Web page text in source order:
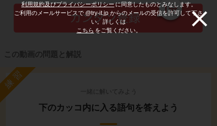
利用規約及びプライバシーポリシーに同意したものとみなします。
ご利用のメールサービスで @try-it.jp からのメールの受信を許可して下さ
い。詳しくは
こちら をご覧ください。
この動画の問題と解説
練習
一緒に解いてみよう
下のカッコ内に入る語句を答えよう